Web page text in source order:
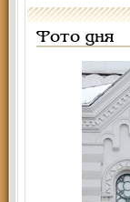
Фото дня